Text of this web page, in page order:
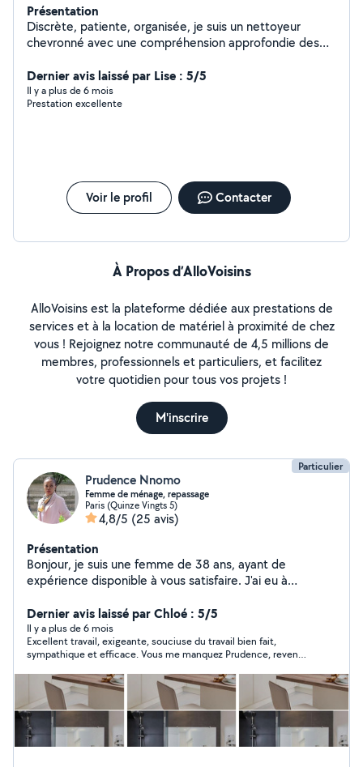
Présentation
Discrète, patiente, organisée, je suis un nettoyeur
chevronné avec une compréhension approfondie des
Dernier avis laissé par Lise : 5/5
Il y a plus de 6 mois
Prestation excellente
Voir le profil Contacter
À Propos d’AlloVoisins
AlloVoisins est la plateforme dédiée aux prestations de
services et à la location de matériel à proximité de chez
vous ! Rejoignez notre communauté de 4,5 millions de
membres, professionnels et particuliers, et facilitez
votre quotidien pour tous vos projets !
M'inscrire
Particulier
Prudence Nnomo
Femme de ménage, repassage
Paris (Quinze Vingts 5)
4,8/5 (25 avis)
Présentation
Bonjour, je suis une femme de 38 ans, ayant de
expérience disponible à vous satisfaire. J'ai eu à
pouvez me contacter merci.
Dernier avis laissé par Chloé : 5/5
Il y a plus de 6 mois
Excellent travail, exigeante, souciuse du travail bien fait,
sympathique et efficace. Vous me manquez Prudence, revenez